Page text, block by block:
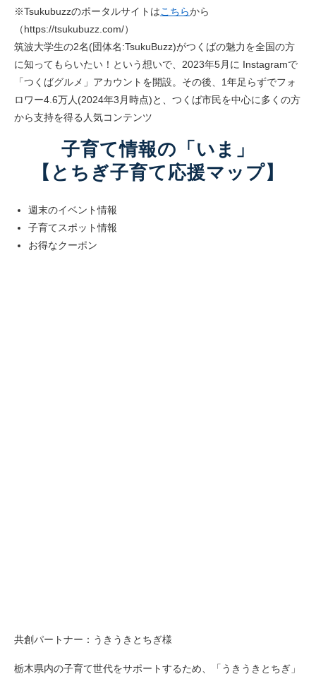
※Tsukubuzzのポータルサイトはこちらから
（https://tsukubuzz.com/）
筑波大学生の2名(団体名:TsukuBuzz)がつくばの魅力を全国の方
に知ってもらいたい！という想いで、2023年5月に Instagramで
「つくばグルメ」アカウントを開設。その後、1年足らずでフォ
ロワー4.6万人(2024年3月時点)と、つくば市民を中心に多くの方
から支持を得る人気コンテンツ
子育て情報の「いま」
【とちぎ子育て応援マップ】
週末のイベント情報
子育てスポット情報
お得なクーポン
共創パートナー：うきうきとちぎ様
栃木県内の子育て世代をサポートするため、「うきうきとちぎ」